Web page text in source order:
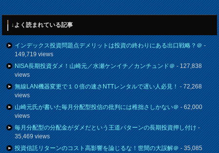
↓よく読まれている記事
インデックス投資問題点デメリットは投資の終わりにある出口戦略？＠-
149,719 views
NISA長期投資ダメ！山崎元／水瀬ケンイチ／カンチュンド＠- 127,838
views
無線LAN機器変更で１０倍の速さNTTレンタルで遅い人必見！- 72,268
views
山崎元氏が書いた毎月分配型投信の批判には稚拙さしかない＠- 62,000
views
毎月分配型の分配金がダメだという王道パターンの長期投資押し付け-
35,469 views
投資信託リターンのコスト高影響を論じるな！世間の大誤解＠- 35,085